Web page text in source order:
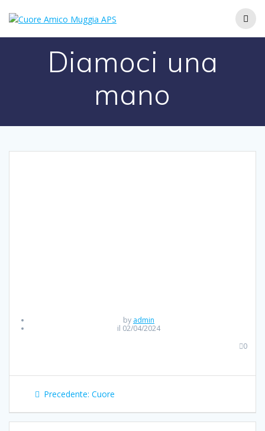
Diamoci una
mano
by admin
il 02/04/2024
0
Navigazione
articoli
Precedente: Articolo
Cuore